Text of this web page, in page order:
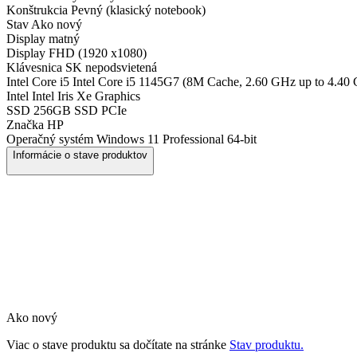
Konštrukcia Pevný (klasický notebook)
Stav Ako nový
Display matný
Display FHD (1920 x1080)
Klávesnica SK nepodsvietená
Intel Core i5 Intel Core i5 1145G7 (8M Cache, 2.60 GHz up to 4.40
Intel Intel Iris Xe Graphics
SSD 256GB SSD PCIe
Značka HP
Operačný systém Windows 11 Professional 64-bit
Informácie o stave produktov
Ako nový
Viac o stave produktu sa dočítate na stránke Stav produktu.